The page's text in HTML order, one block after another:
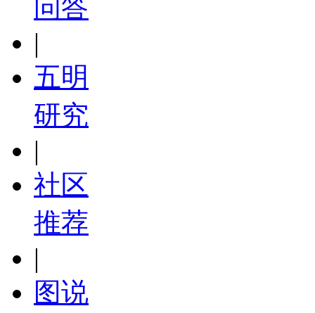
问答
|
五明
研究
|
社区
推荐
|
图说